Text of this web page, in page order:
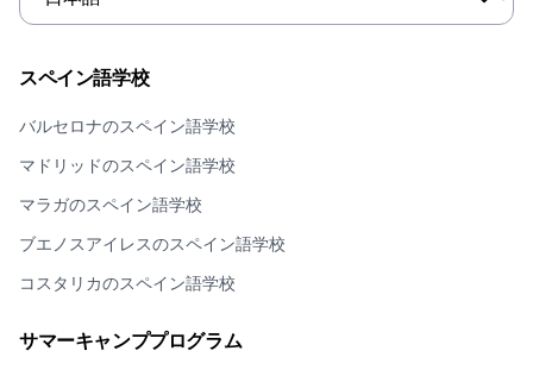
スペイン語学校
バルセロナのスペイン語学校
マドリッドのスペイン語学校
マラガのスペイン語学校
ブエノスアイレスのスペイン語学校
コスタリカのスペイン語学校
サマーキャンププログラム